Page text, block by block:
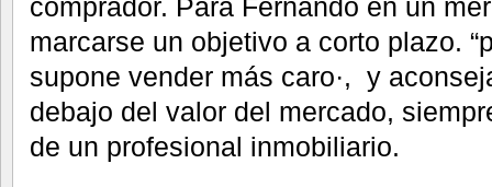
comprador. Para Fernando en un
marcarse un objetivo a corto plazo.
supone vender más caro·, y
debajo del valor del mercado,
de un profesional inmobiliario.